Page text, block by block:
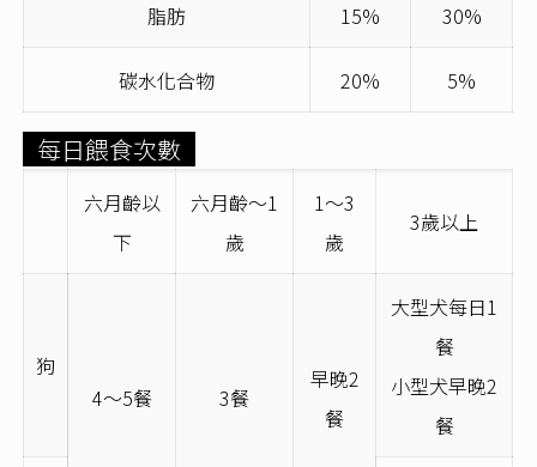
脂肪 15% 30%
碳水化合物 20% 5%
每日餵食次數
六月齡以
下
六月齡～1
歲
1～3
歲
3歲以上
狗
4～5餐 3餐
早晚2
餐
大型犬每日1
餐
小型犬早晚2
餐